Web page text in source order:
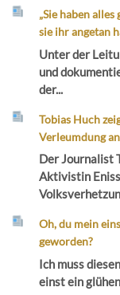
„Sie haben
sie ihr angetan
Unter der
und
der...
Tobias Huch
Verleumdung an
Der Journalist
Aktivistin
Oh, du mein
geworden?
Ich muss
einst ein